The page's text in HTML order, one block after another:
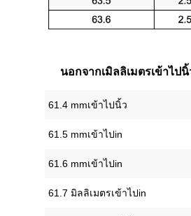
นอกจากเมิลลิเมตรเข้าไป
61.4 mmเข้าไปนิ้ว
61.5 mmเข้าไปin
61.6 mmเข้าไปin
61.7 มิลลิเมตรเข้าไปin